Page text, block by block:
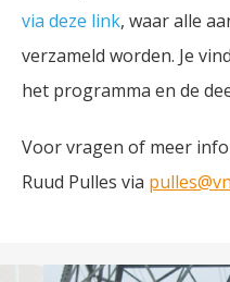
via deze link, waar alle
verzameld worden. Je
het programma en de
Voor vragen of meer
Ruud Pulles via